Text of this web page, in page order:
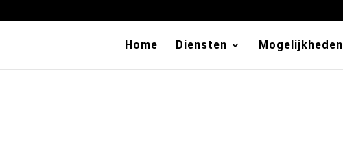
Home Diensten Mogelijkheden